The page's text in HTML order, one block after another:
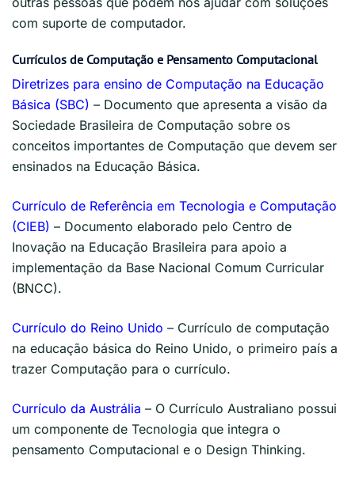
com suporte de computador.
Currículos de Computação e Pensamento Computacional
Diretrizes para ensino de Computação na Educação
Básica (SBC) – Documento que apresenta a visão da
Sociedade Brasileira de Computação sobre os
conceitos importantes de Computação que devem ser
ensinados na Educação Básica.
Currículo de Referência em Tecnologia e Computação
(CIEB) – Documento elaborado pelo Centro de
Inovação na Educação Brasileira para apoio a
implementação da Base Nacional Comum Curricular
(BNCC).
Currículo do Reino Unido – Currículo de computação
na educação básica do Reino Unido, o primeiro país a
trazer Computação para o currículo.
Currículo da Austrália – O Currículo Australiano possui
um componente de Tecnologia que integra o
pensamento Computacional e o Design Thinking.